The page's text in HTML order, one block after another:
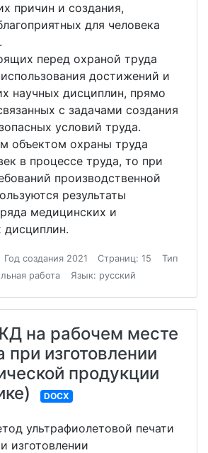
причин и создания,
для человека
перед охраной труда
достижений и
научных дисциплин, прямо
с задачами создания
условий труда.
объектом охраны труда
в процессе труда, то при
производственной
результаты
медицинских и
дисциплин.
Год создания 2021 Страниц: 15
Тип
работа
Язык: русский
на рабочем месте
при изготовлении
продукции
DOCX
ультрафиолетовой печати
изготовлении